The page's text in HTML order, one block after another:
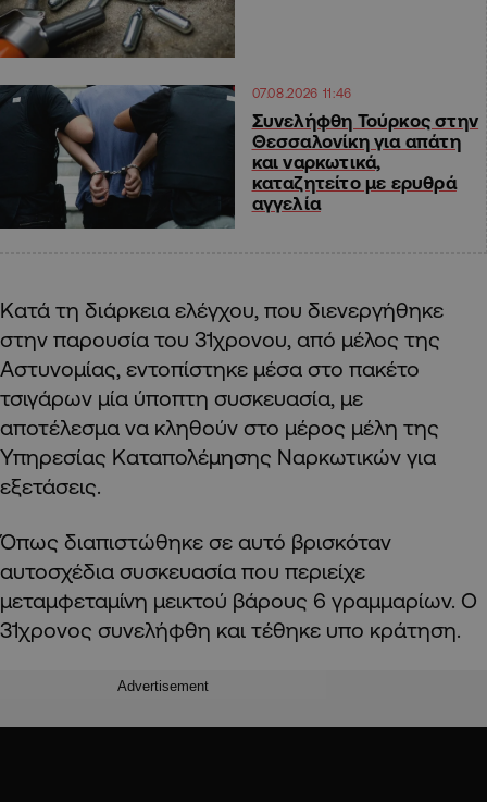
07.08.2026 11:46
Συνελήφθη Τούρκος στην
Θεσσαλονίκη για απάτη
και ναρκωτικά,
καταζητείτο με ερυθρά
αγγελία
Κατά τη διάρκεια ελέγχου, που διενεργήθηκε
στην παρουσία του 31χρονου, από μέλος της
Αστυνομίας, εντοπίστηκε μέσα στο πακέτο
τσιγάρων μία ύποπτη συσκευασία, με
αποτέλεσμα να κληθούν στο μέρος μέλη της
Υπηρεσίας Καταπολέμησης Ναρκωτικών για
εξετάσεις.
Όπως διαπιστώθηκε σε αυτό βρισκόταν
αυτοσχέδια συσκευασία που περιείχε
μεταμφεταμίνη μεικτού βάρους 6 γραμμαρίων. Ο
31χρονος συνελήφθη και τέθηκε υπο κράτηση.
Advertisement